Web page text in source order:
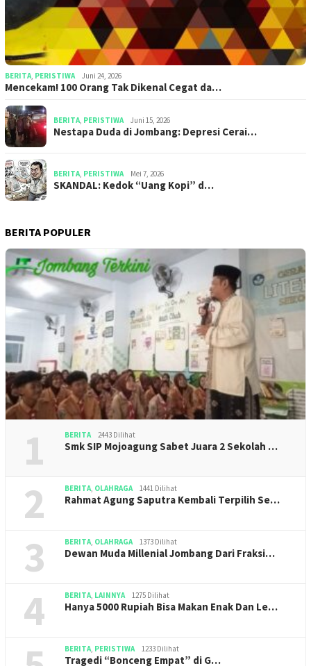
BERITA, PERISTIWA Juni 24, 2026
Mencekam! 100 Orang Tak Dikenal Cegat da…
BERITA, PERISTIWA Juni 15, 2026
​​Nestapa Duda di Jombang: Depresi Cerai…
BERITA, PERISTIWA Mei 7, 2026
SKANDAL: Kedok “Uang Kopi” d…
BERITA POPULER
1 BERITA 2443 Dilihat
Smk SIP Mojoagung Sabet Juara 2 Sekolah …
2 BERITA OLAHRAGA 1441 Dilihat
Rahmat Agung Saputra Kembali Terpilih Se…
3 BERITA OLAHRAGA 1373 Dilihat
Dewan Muda Millenial Jombang Dari Fraksi…
4 BERITA LAINNYA 1275 Dilihat
Hanya 5000 Rupiah Bisa Makan Enak Dan Le…
BERITA PERISTIWA 1233 Dilihat
Tragedi “Bonceng Empat” di G…